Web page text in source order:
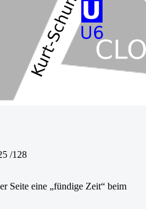
/128
Seite eine „fündige Zeit“ beim